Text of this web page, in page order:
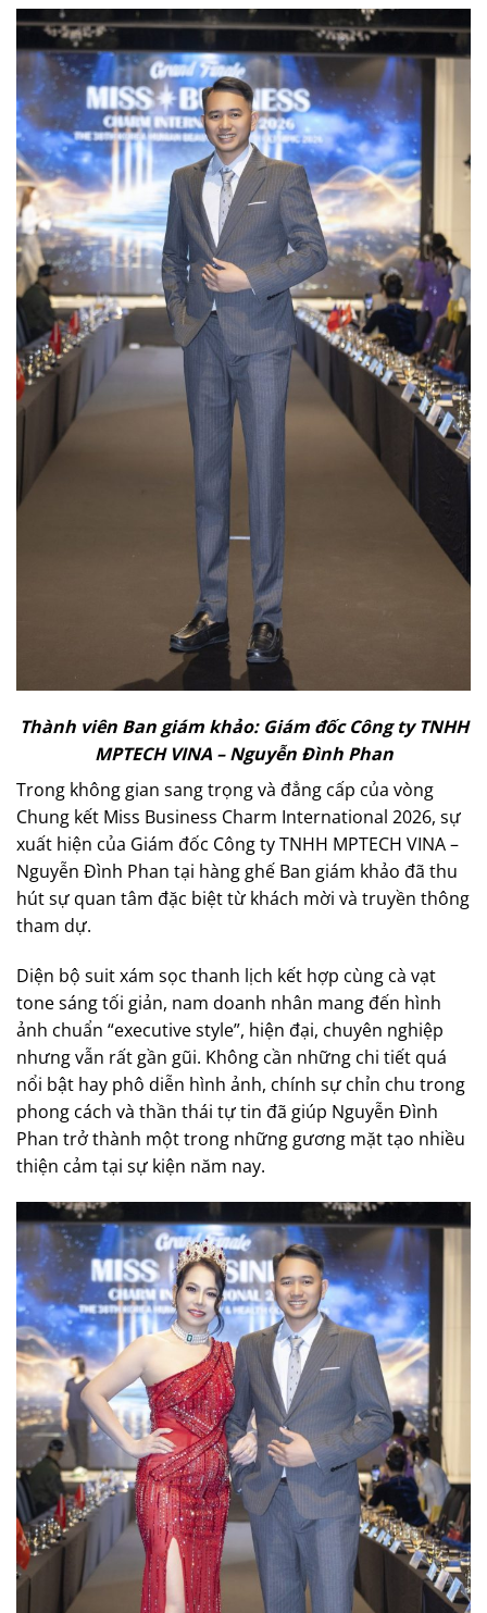
Thành viên Ban giám khảo: Giám đốc Công ty TNHH
MPTECH VINA – Nguyễn Đình Phan
Trong không gian sang trọng và đẳng cấp của vòng
Chung kết Miss Business Charm International 2026, sự
xuất hiện của Giám đốc Công ty TNHH MPTECH VINA –
Nguyễn Đình Phan tại hàng ghế Ban giám khảo đã thu
hút sự quan tâm đặc biệt từ khách mời và truyền thông
tham dự.
Diện bộ suit xám sọc thanh lịch kết hợp cùng cà vạt
tone sáng tối giản, nam doanh nhân mang đến hình
ảnh chuẩn “executive style”, hiện đại, chuyên nghiệp
nhưng vẫn rất gần gũi. Không cần những chi tiết quá
nổi bật hay phô diễn hình ảnh, chính sự chỉn chu trong
phong cách và thần thái tự tin đã giúp Nguyễn Đình
Phan trở thành một trong những gương mặt tạo nhiều
thiện cảm tại sự kiện năm nay.